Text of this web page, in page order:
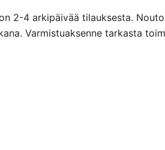
2-4 arkipäivää tilauksesta.
Varmistuaksenne tarkasta